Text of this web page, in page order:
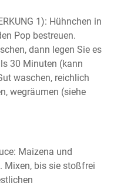
1): Hühnchen in
Pop bestreuen.
dann legen Sie es
30 Minuten (kann
waschen, reichlich
wegräumen (siehe
Maizena und
Mixen, bis sie stoßfrei